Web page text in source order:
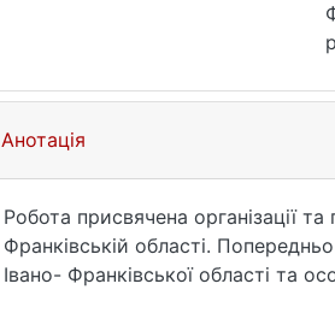
Анотація
Робота присвячена організації
Франківській області.
Івано- Франківської області та